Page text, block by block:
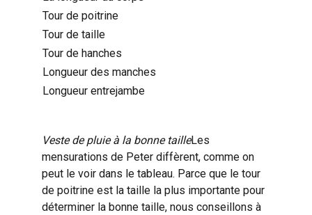
Tour de poitrine
Tour de taille
Tour de hanches
Longueur des manches
Longueur entrejambe
Veste de pluie à la bonne tailleLes
mensurations de Peter diffèrent, comme on
peut le voir dans le tableau. Parce que le tour
de poitrine est la taille la plus importante pour
déterminer la bonne taille, nous conseillons à